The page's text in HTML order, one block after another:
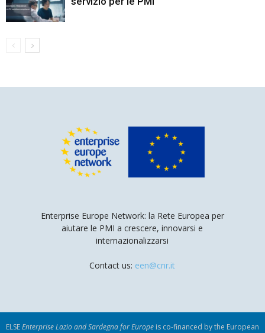
Enterprise Europe Network: la Rete Europea per
aiutare le PMI a crescere, innovarsi e
internazionalizzarsi
Contact us: een@cnr.it
ELSEEnterprise Lazio and Sardegna for Europe is co-financed by the European